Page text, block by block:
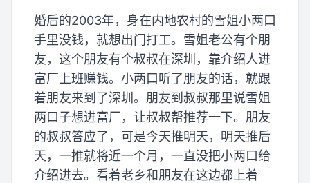
婚后的2003年，身在内地农村的雪姐小两口
手里没钱，就想出门打工。雪姐老公有个朋
友，这个朋友有个叔叔在深圳，靠介绍人进
富厂上班赚钱。小两口听了朋友的话，就跟
着朋友来到了深圳。朋友到叔叔那里说雪姐
两口子想进富厂，让叔叔帮推荐一下。朋友
的叔叔答应了，可是今天推明天，明天推后
天，一推就将近一个月，一直没把小两口给
介绍进去。看着老乡和朋友在这边都上着